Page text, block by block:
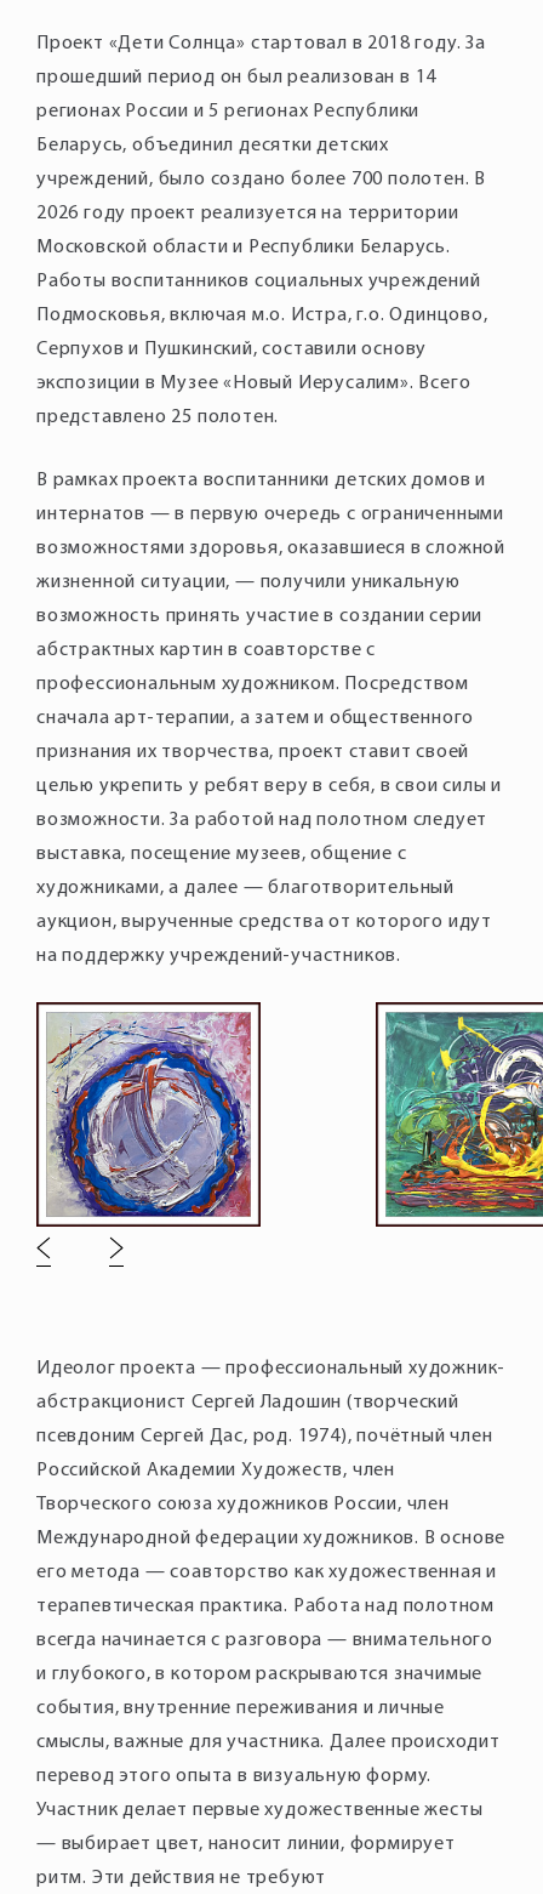
Проект «Дети Солнца» стартовал в 2018 году. За
прошедший период он был реализован в 14
регионах России и 5 регионах Республики
Беларусь, объединил десятки детских
учреждений, было создано более 700 полотен. В
2026 году проект реализуется на территории
Московской области и Республики Беларусь.
Работы воспитанников социальных учреждений
Подмосковья, включая м.о. Истра, г.о. Одинцово,
Серпухов и Пушкинский, составили основу
экспозиции в Музее «Новый Иерусалим». Всего
представлено 25 полотен.
В рамках проекта воспитанники детских домов и
интернатов — в первую очередь с ограниченными
возможностями здоровья, оказавшиеся в сложной
жизненной ситуации, — получили уникальную
возможность принять участие в создании серии
абстрактных картин в соавторстве с
профессиональным художником. Посредством
сначала арт-терапии, а затем и общественного
признания их творчества, проект ставит своей
целью укрепить у ребят веру в себя, в свои силы и
возможности. За работой над полотном следует
выставка, посещение музеев, общение с
художниками, а далее — благотворительный
аукцион, вырученные средства от которого идут
на поддержку учреждений-участников.
Идеолог проекта — профессиональный художник-
абстракционист Сергей Ладошин (творческий
псевдоним Сергей Дас, род. 1974), почётный член
Российской Академии Художеств, член
Творческого союза художников России, член
Международной федерации художников. В основе
его метода — соавторство как художественная и
терапевтическая практика. Работа над полотном
всегда начинается с разговора — внимательного
и глубокого, в котором раскрываются значимые
события, внутренние переживания и личные
смыслы, важные для участника. Далее происходит
перевод этого опыта в визуальную форму.
Участник делает первые художественные жесты
— выбирает цвет, наносит линии, формирует
ритм. Эти действия не требуют